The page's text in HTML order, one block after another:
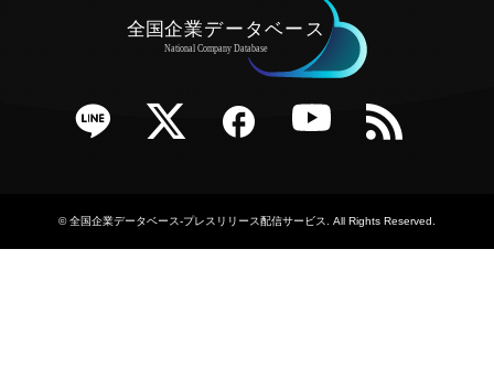
Twitter Facebook YouTube RSS
©全国企業データベース-プレスリリース配信サービス . All Rights Reserved.